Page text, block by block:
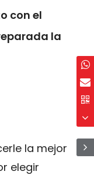
con el
la
la mejor
elegir